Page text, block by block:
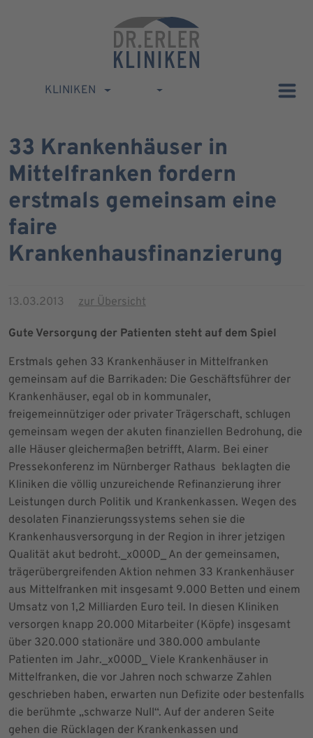
KLINIKEN
33 Krankenhäuser in
Mittelfranken fordern
erstmals gemeinsam eine
faire
Krankenhausfinanzierung
13.03.2013 zur Übersicht
Gute Versorgung der Patienten steht auf dem Spiel
Erstmals gehen 33 Krankenhäuser in Mittelfranken
gemeinsam auf die Barrikaden: Die Geschäftsführer der
Krankenhäuser, egal ob in kommunaler,
freigemeinnütziger oder privater Trägerschaft, schlugen
gemeinsam wegen der akuten finanziellen Bedrohung, die
alle Häuser gleichermaßen betrifft, Alarm. Bei einer
Pressekonferenz im Nürnberger Rathaus beklagten die
Kliniken die völlig unzureichende Refinanzierung ihrer
Leistungen durch Politik und Krankenkassen. Wegen des
desolaten Finanzierungssystems sehen sie die
Krankenhausversorgung in der Region in ihrer jetzigen
Qualität akut bedroht._x000D_ An der gemeinsamen,
trägerübergreifenden Aktion nehmen 33 Krankenhäuser
aus Mittelfranken mit insgesamt 9.000 Betten und einem
Umsatz von 1,2 Milliarden Euro teil. In diesen Kliniken
versorgen knapp 20.000 Mitarbeiter (Köpfe) insgesamt
über 320.000 stationäre und 380.000 ambulante
Patienten im Jahr._x000D_ Viele Krankenhäuser in
Mittelfranken, die vor Jahren noch schwarze Zahlen
geschrieben haben, erwarten nun Defizite oder bestenfalls
die berühmte „schwarze Null“. Auf der anderen Seite
gehen die Rücklagen der Krankenkassen und